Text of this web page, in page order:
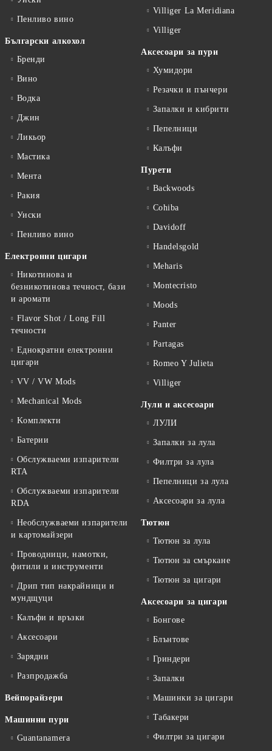
Пенливо вино
Български алкохол
Бренди
Вино
Водка
Джин
Ликьор
Мастика
Мента
Ракия
Уиски
Пенливо вино
Електронни цигари
Никотинова и
безникотинова течност, бази
и аромати
Flavor Shot / Long Fill
течности
Еднократни електронни
цигари
VV / VW Mods
Mechanical Mods
Kомплекти
Батерии
Обслужваеми изпарители
RTA
Обслужваеми изпарители
RDA
Необслужваеми изпарители
и картомайзери
Проводници, намотки,
фитили и инструменти
Дрип тип накрайници и
мундщуци
Калъфи и връзки
Аксесоари
Зарядни
Разпродажба
Вейпорайзери
Машинни пури
Guantanamera
Villiger La Meridiana
Villiger
Аксесоари за пури
Хумидори
Резачки и пънчери
Запалки и кибрити
Пепелници
Калъфи
Пурети
Backwoods
Cohiba
Davidoff
Handelsgold
Meharis
Montecristo
Moods
Panter
Partagas
Romeo Y Julieta
Villiger
Лули и аксесоари
ЛУЛИ
Запалки за лула
Филтри за лула
Пепелници за лула
Аксесоари за лула
Тютюн
Тютюн за лула
Тютюн за смъркане
Тютюн за цигари
Аксесоари за цигари
Бонгове
Блънтове
Гриндери
Запалки
Машинки за цигари
Табакери
Филтри за цигари